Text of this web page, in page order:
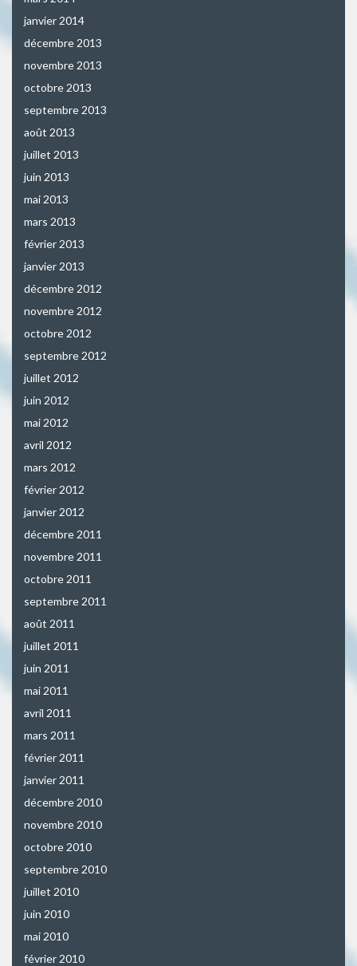
janvier 2014
décembre 2013
novembre 2013
octobre 2013
septembre 2013
août 2013
juillet 2013
juin 2013
mai 2013
mars 2013
février 2013
janvier 2013
décembre 2012
novembre 2012
octobre 2012
septembre 2012
juillet 2012
juin 2012
mai 2012
avril 2012
mars 2012
février 2012
janvier 2012
décembre 2011
novembre 2011
octobre 2011
septembre 2011
août 2011
juillet 2011
juin 2011
mai 2011
avril 2011
mars 2011
février 2011
janvier 2011
décembre 2010
novembre 2010
octobre 2010
septembre 2010
juillet 2010
juin 2010
mai 2010
février 2010